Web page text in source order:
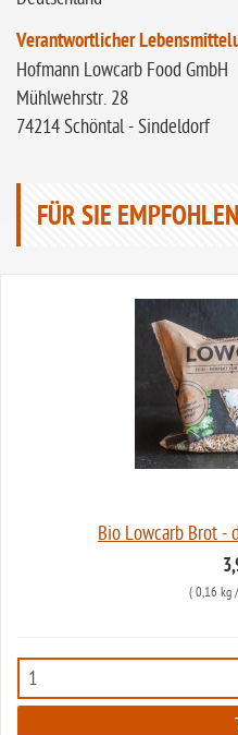
Verantwortlicher
Hofmann Lowcarb Food GmbH
Mühlwehrstr. 28
74214 Schöntal - Sindeldorf
FÜR SIE
Bio Lowcarb Brot -
( 0,16 kg/